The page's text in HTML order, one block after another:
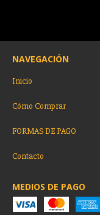
NAVEGACIÓN
Inicio
Cómo Comprar
FORMAS DE PAGO
Contacto
MEDIOS DE PAGO